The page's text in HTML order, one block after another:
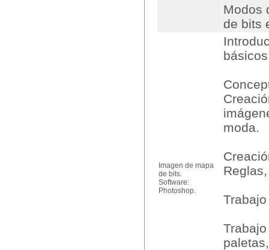
Modos
de bits
Imagen de mapa
de bits.
Software:
Photoshop.
moda.